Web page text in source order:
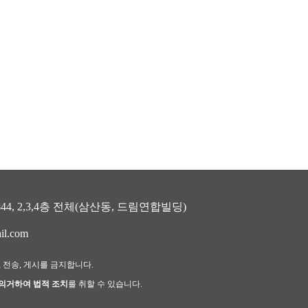
2,3,4층 전체(삼산동, 드림연합빌딩)
송, 게시를 금지합니다.
거하여 법적 조치를 취할 수 있습니다.